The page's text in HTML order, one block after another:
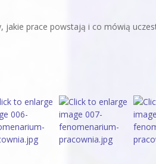
jakie prace powstają i co mówią